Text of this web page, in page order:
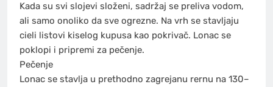
Kada su svi slojevi složeni, sadržaj se preliva vodom,
ali samo onoliko da sve ogrezne. Na vrh se stavljaju
cieli listovi kiselog kupusa kao pokrivač. Lonac se
poklopi i pripremi za pečenje.
Pečenje
Lonac se stavlja u prethodno zagrejanu rernu na 130–